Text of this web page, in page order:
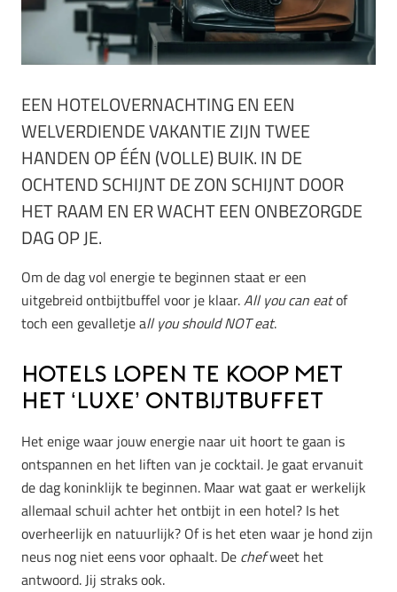
EEN HOTELOVERNACHTING EN EEN
WELVERDIENDE VAKANTIE ZIJN TWEE
HANDEN OP ÉÉN (VOLLE) BUIK. IN DE
OCHTEND SCHIJNT DE ZON SCHIJNT DOOR
HET RAAM EN ER WACHT EEN ONBEZORGDE
DAG OP JE.
Om de dag vol energie te beginnen staat er een
uitgebreid ontbijtbuffel voor je klaar.All you can eatof
toch een gevalletje all you should NOT eat.
Hotels lopen te koop met
het ‘luxe’ ontbijtbuffet
Het enige waar jouw energie naar uit hoort te gaan is
ontspannen en het liften van je cocktail. Je gaat ervanuit
de dag koninklijk te beginnen. Maar wat gaat er werkelijk
allemaal schuil achter het ontbijt in een hotel? Is het
overheerlijk en natuurlijk? Of is het eten waar je hond zijn
neus nog niet eens voor ophaalt. De chefweet het
antwoord. Jij straks ook.